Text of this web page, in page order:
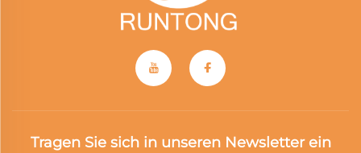
Tragen Sie sich in unseren Newsletter ein